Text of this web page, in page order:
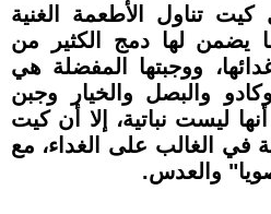
تناول الأطعمة الغنية
يضمن لها دمج الكثير من
ووجبتها المفضلة هي
والبصل والخيار وجبن
ليست نباتية، إلا أن كيت
في الغالب على الغداء، مع
والعدس.